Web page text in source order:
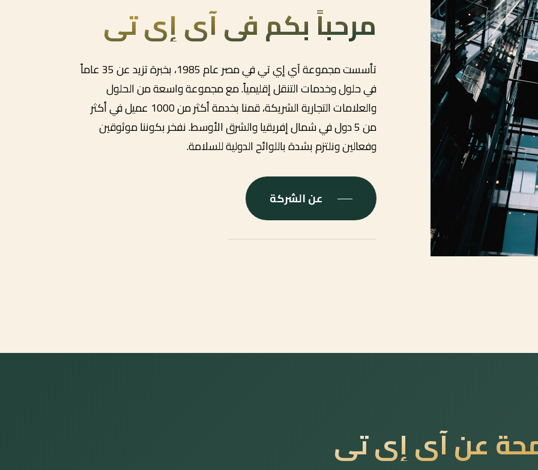
مرحباً بكم في آي إي تي
تأسست مجموعة آي إي تي في مصر عام 1985، بخبرة تزيد عن 35 عاماً
في حلول وخدمات التنقل إقليمياً. مع مجموعة واسعة من الحلول
والعلامات التجارية الشريكة، قمنا بخدمة أكثر من 1000 عميل في أكثر
من 5 دول في شمال إفريقيا والشرق الأوسط. نفخر بكوننا موثوقين
وفعالين ونلتزم بشدة باللوائح الدولية للسلامة.
عن الشركة
عن آي إي تي